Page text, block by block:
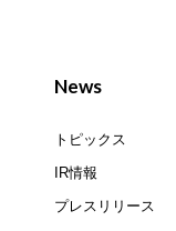
News
トピックス
IR情報
プレスリリース